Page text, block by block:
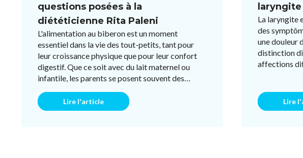
questions posées à la
diététicienne Rita Paleni
L'alimentation au biberon est un moment
essentiel dans la vie des tout-petits, tant pour
leur croissance physique que pour leur confort
digestif. Que ce soit avec du lait maternel ou
infantile, les parents se posent souvent des
Lire l'article
La laryngite
des
une douleur
distinction
affections
Lire